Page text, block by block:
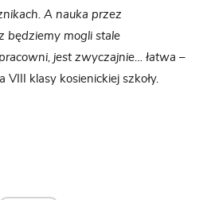
A nauka przez
będziemy mogli stale
jest zwyczajnie… łatwa –
klasy kosienickiej szkoły.